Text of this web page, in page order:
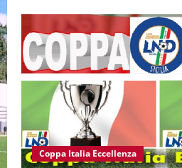
Coppa Italia Eccellenza